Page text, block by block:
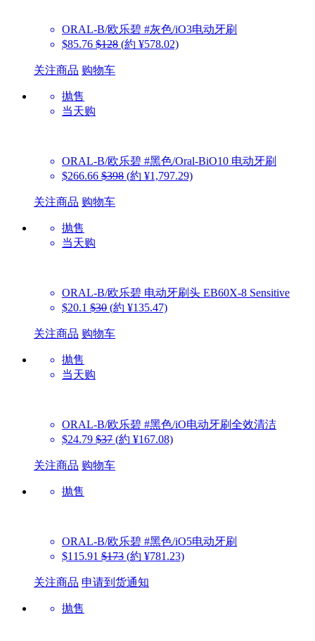
ORAL-B/欧乐碧 #灰色/iO3电动牙刷
$85.76 $128 (約 ¥578.02)
关注商品 购物车
抛售
当天购
ORAL-B/欧乐碧 #黑色/Oral-BiO10 电动牙刷
$266.66 $398 (約 ¥1,797.29)
关注商品 购物车
抛售
当天购
ORAL-B/欧乐碧 电动牙刷头 EB60X-8 Sensitive
$20.1 $30 (約 ¥135.47)
关注商品 购物车
抛售
当天购
ORAL-B/欧乐碧 #黑色/iO电动牙刷全效清洁
$24.79 $37 (約 ¥167.08)
关注商品 购物车
抛售
ORAL-B/欧乐碧 #黑色/iO5电动牙刷
$115.91 $173 (約 ¥781.23)
关注商品 申请到货通知
抛售